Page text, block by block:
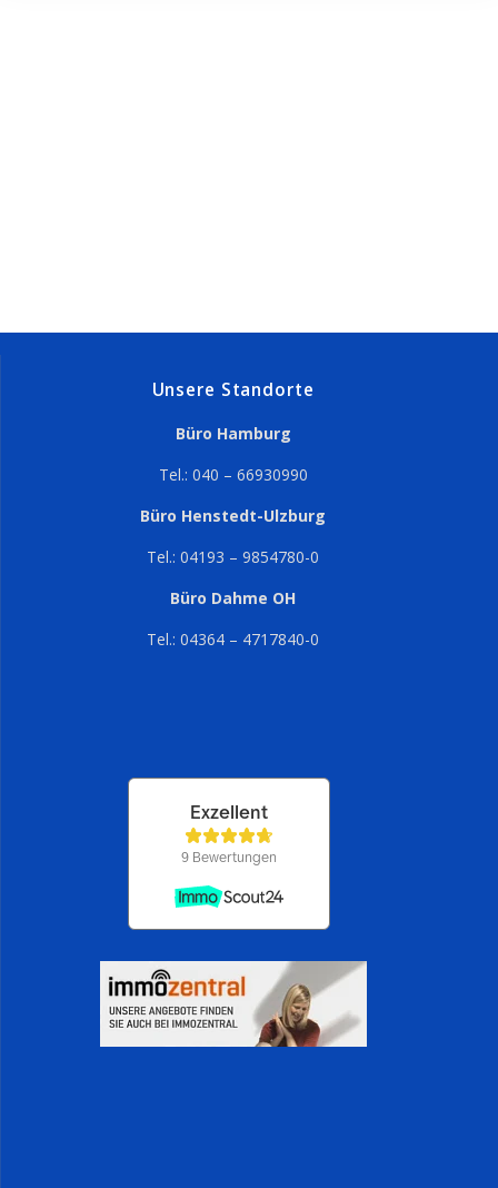
Unsere Standorte
Büro Hamburg
Tel.: 040 – 66930990
Büro Henstedt-Ulzburg
Tel.: 04193 – 9854780-0
Büro Dahme OH
Tel.: 04364 – 4717840-0